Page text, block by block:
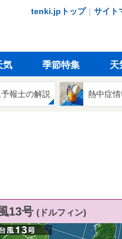
tenki.jpトップ｜ サイト
気 季節特集 天
報士の解説 熱中症情
13号 (ドルフィン)